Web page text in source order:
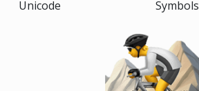
Unicode
Symbols